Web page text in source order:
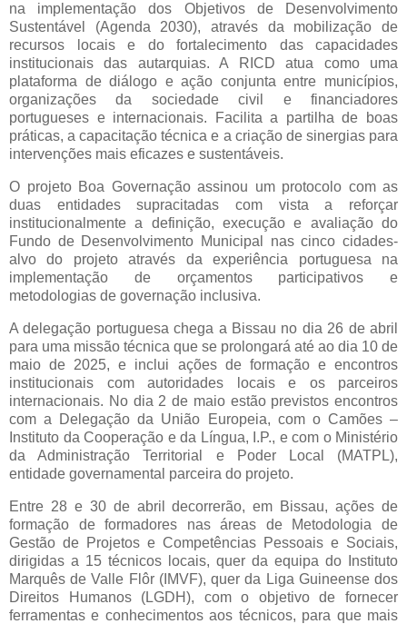
na implementação dos Objetivos de Desenvolvimento
Sustentável (Agenda 2030), através da mobilização de
recursos locais e do fortalecimento das capacidades
institucionais das autarquias. A RICD atua como uma
plataforma de diálogo e ação conjunta entre municípios,
organizações da sociedade civil e financiadores
portugueses e internacionais. Facilita a partilha de boas
práticas, a capacitação técnica e a criação de sinergias para
intervenções mais eficazes e sustentáveis.
O projeto Boa Governação assinou um protocolo com as
duas entidades supracitadas com vista a reforçar
institucionalmente a definição, execução e avaliação do
Fundo de Desenvolvimento Municipal nas cinco cidades-
alvo do projeto através da experiência portuguesa na
implementação de orçamentos participativos e
metodologias de governação inclusiva.
A delegação portuguesa chega a Bissau no dia 26 de abril
para uma missão técnica que se prolongará até ao dia 10 de
maio de 2025, e inclui ações de formação e encontros
institucionais com autoridades locais e os parceiros
internacionais. No dia 2 de maio estão previstos encontros
com a Delegação da União Europeia, com o Camões –
Instituto da Cooperação e da Língua, I.P., e com o Ministério
da Administração Territorial e Poder Local (MATPL),
entidade governamental parceira do projeto.
Entre 28 e 30 de abril decorrerão, em Bissau, ações de
formação de formadores nas áreas de Metodologia de
Gestão de Projetos e Competências Pessoais e Sociais,
dirigidas a 15 técnicos locais, quer da equipa do Instituto
Marquês de Valle Flôr (IMVF), quer da Liga Guineense dos
Direitos Humanos (LGDH), com o objetivo de fornecer
ferramentas e conhecimentos aos técnicos, para que mais